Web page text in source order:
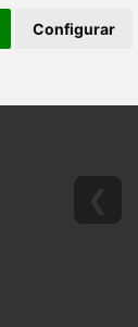
Configurar